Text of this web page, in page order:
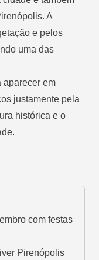
A
e pelos
uma das
aparecer em
justamente pela
histórica e o
com festas
Pirenópolis